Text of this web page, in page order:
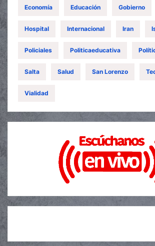
Economía Educación Gobierno
Hospital Internacional Iran
Policiales Politicaeducativa
Salta Salud San Lorenzo
Vialidad